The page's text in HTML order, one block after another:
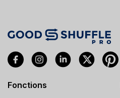
Fonctions